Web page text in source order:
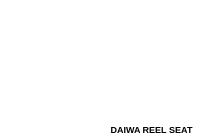
DAIWA REEL SEAT